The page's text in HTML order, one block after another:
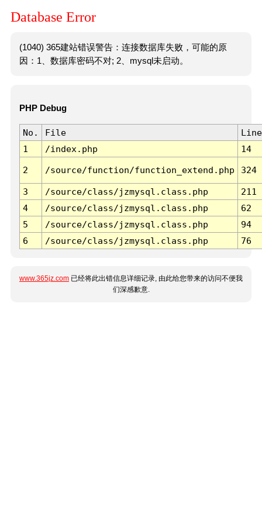
Database Error
(1040) 365建站错误警告：连接数据库失败，可能的原
因：1、数据库密码不对; 2、mysql未启动。
PHP Debug
No. File
Line
1
/index.php 14
2 /source/function/function_extend.php 324
3 /source/class/jzmysql.class.php
211
4
/source/class/jzmysql.class.php
62
5
/source/class/jzmysql.class.php
94
6
/source/class/jzmysql.class.php 76
www.365jz.com 已经将此出错信息详细记录, 由此给您带来的访问不便我
们深感歉意.